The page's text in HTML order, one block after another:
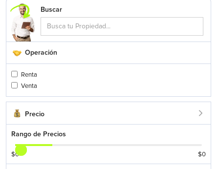
Buscar
Operación
Renta
Venta
Precio
Rango de Precios
$0 $0